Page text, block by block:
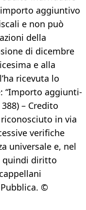
aggiuntivo
e non può
della
di dicembre
e alla
ricevuta lo
“Importo aggiunti-
– Credito
in via
verifiche
universale e, nel
quindi diritto
©